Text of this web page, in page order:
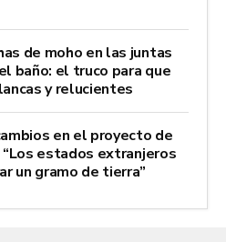
de moho en las juntas
baño: el truco para que
y relucientes
en el proyecto de
estados extranjeros
un gramo de tierra”